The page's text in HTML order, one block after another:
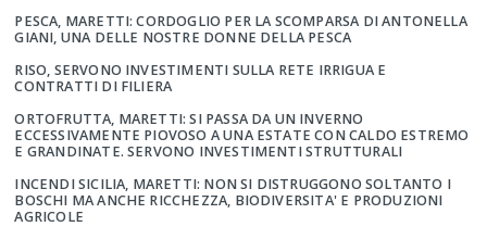
PESCA, MARETTI: CORDOGLIO PER LA SCOMPARSA DI ANTONELLA
GIANI, UNA DELLE NOSTRE DONNE DELLA PESCA
RISO, SERVONO INVESTIMENTI SULLA RETE IRRIGUA E
CONTRATTI DI FILIERA
ORTOFRUTTA, MARETTI: SI PASSA DA UN INVERNO
ECCESSIVAMENTE PIOVOSO A UNA ESTATE CON CALDO ESTREMO
E GRANDINATE. SERVONO INVESTIMENTI STRUTTURALI
INCENDI SICILIA, MARETTI: NON SI DISTRUGGONO SOLTANTO I
BOSCHI MA ANCHE RICCHEZZA, BIODIVERSITA' E PRODUZIONI
AGRICOLE